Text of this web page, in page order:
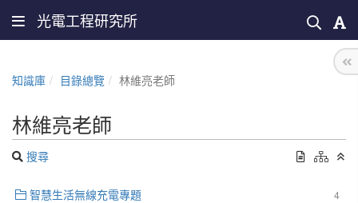
光電工程研究所
知識庫 目錄總覽 林維亮老師
林維亮老師
搜尋
4
智慧生活無線充電專題